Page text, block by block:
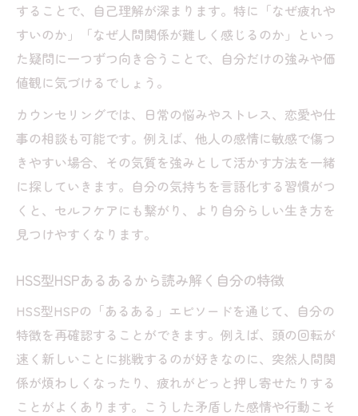
することで、自己理解が深まります。特に「なぜ疲れや
すいのか」「なぜ人間関係が難しく感じるのか」といっ
た疑問に一つずつ向き合うことで、自分だけの強みや価
値観に気づけるでしょう。
カウンセリングでは、日常の悩みやストレス、恋愛や仕
事の相談も可能です。例えば、他人の感情に敏感で傷つ
きやすい場合、その気質を強みとして活かす方法を一緒
に探していきます。自分の気持ちを言語化する習慣がつ
くと、セルフケアにも繋がり、より自分らしい生き方を
見つけやすくなります。
HSS型HSPあるあるから読み解く自分の特徴
HSS型HSPの「あるある」エピソードを通じて、自分の
特徴を再確認することができます。例えば、頭の回転が
速く新しいことに挑戦するのが好きなのに、突然人間関
係が煩わしくなったり、疲れがどっと押し寄せたりする
ことがよくあります。こうした矛盾した感情や行動こそ